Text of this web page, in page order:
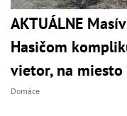
AKTUÁLNE
Hasičom
vietor, na
Domáce